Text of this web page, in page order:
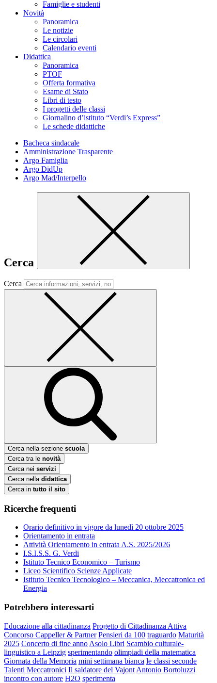
Famiglie e studenti
Novità
Panoramica
Le notizie
Le circolari
Calendario eventi
Didattica
Panoramica
PTOF
Offerta formativa
Esame di Stato
Libri di testo
I progetti delle classi
Giornalino d’istituto “Verdi’s Express”
Le schede didattiche
Bacheca sindacale
Amministrazione Trasparente
Argo Famiglia
Argo DidUp
Argo Mad/Interpello
Cerca
Cerca
Cerca nella sezione scuola
Cerca tra le novità
Cerca nei servizi
Cerca nella didattica
Cerca in tutto il sito
Ricerche frequenti
Orario definitivo in vigore da lunedì 20 ottobre 2025
Orientamento in entrata
Attività Orientamento in entrata A.S. 2025/2026
I.S.I.S.S. G. Verdi
Istituto Tecnico Economico – Turismo
Liceo Scientifico Scienze Applicate
Istituto Tecnico Tecnologico – Meccanica, Meccatronica ed
Energia
Potrebbero interessarti
Educazione alla cittadinanza Progetto di Cittadinanza Attiva
Concorso Cappeller & Partner Pensieri da 100 traguardo Maturità
2025 Concerto di fine anno Asolo Libri Scambio culturale-
linguistico a Leipzig sperimentando olimpiadi della matematica
Giornata della Memoria mini settimana bianca le classi seconde
Talenti Meccatronici Il saldatore del Vajont Antonio Bortoluzzi
incontro con autore H2O sperimenta